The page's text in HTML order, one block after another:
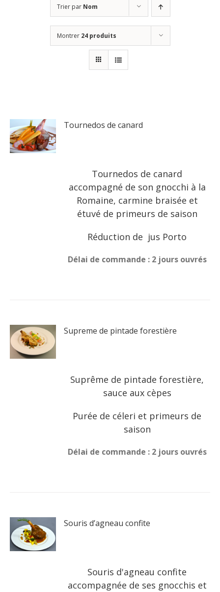
Trier par Nom
Montrer 24 produits
Tournedos de canard
Tournedos de canard
accompagné de son gnocchi à la
Romaine, carmine braisée et
étuvé de primeurs de saison
Réduction de jus Porto
Délai de commande : 2 jours ouvrés
Supreme de pintade forestière
Suprême de pintade forestière,
sauce aux cèpes
Purée de céleri et primeurs de
saison
Délai de commande : 2 jours ouvrés
Souris d’agneau confite
Souris d'agneau confite
accompagnée de ses gnocchis et